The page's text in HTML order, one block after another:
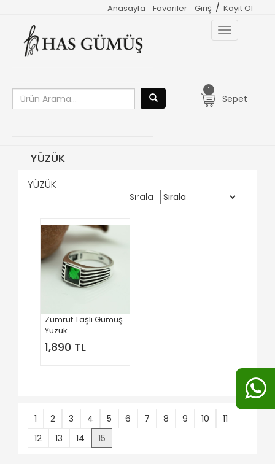
Giriş / Kayıt Ol
Favoriler
Anasayfa
Toggle
navigation
1
Sepet
YÜZÜK
YÜZÜK
Sırala :
Zümrüt Taşlı Gümüş
Yüzük
1,890 TL
1 2 3 4 5 6 7 8 9 10
11
12
13 14 15